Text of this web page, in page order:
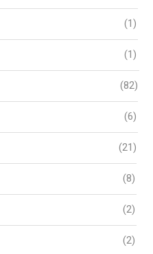
(1)
(1)
(82)
(6)
(21)
(8)
(2)
(2)